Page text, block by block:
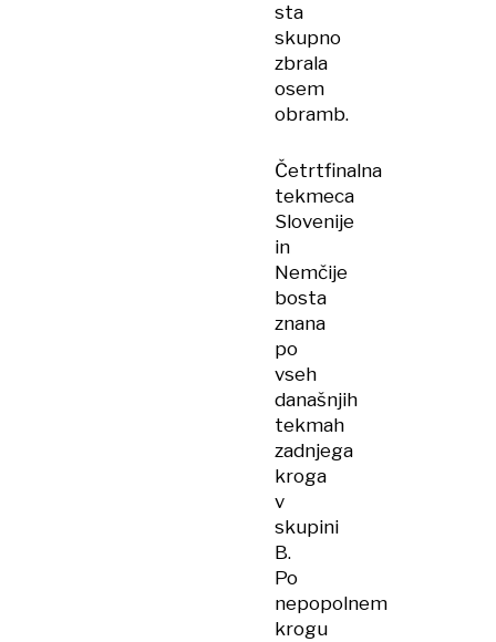
sta
skupno
zbrala
osem
obramb.
Četrtfinalna
tekmeca
Slovenije
in
Nemčije
bosta
znana
po
vseh
današnjih
tekmah
zadnjega
kroga
v
skupini
B.
Po
nepopolnem
krogu